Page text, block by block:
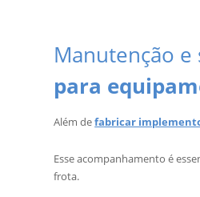
Manutenção
para
Além defabricar
Esse acompanhamento é
frota.